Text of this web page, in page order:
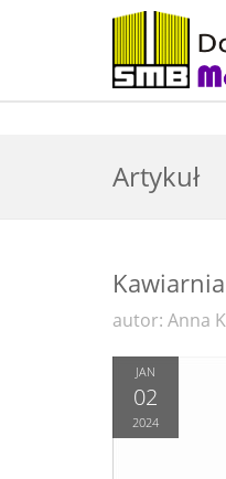
Artykuł
autor: Anna
JAN
02
2024